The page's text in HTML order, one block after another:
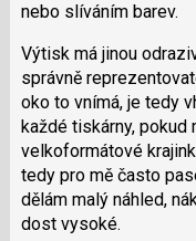
nebo slíváním barev.
Výtisk má jinou
správně
oko to vnímá, je tedy
každé tiskárny,
velkoformátové
tedy pro mě často
dělám malý náhled,
dost vysoké.